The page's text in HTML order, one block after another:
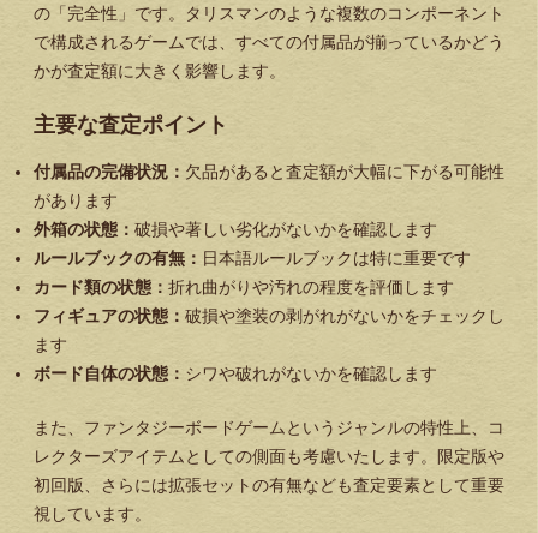
の「完全性」です。タリスマンのような複数のコンポーネント
で構成されるゲームでは、すべての付属品が揃っているかどう
かが査定額に大きく影響します。
主要な査定ポイント
付属品の完備状況： 欠品があると査定額が大幅に下がる可能性
があります
外箱の状態： 破損や著しい劣化がないかを確認します
ルールブックの有無： 日本語ルールブックは特に重要です
カード類の状態： 折れ曲がりや汚れの程度を評価します
フィギュアの状態： 破損や塗装の剥がれがないかをチェックし
ます
ボード自体の状態： シワや破れがないかを確認します
また、ファンタジーボードゲームというジャンルの特性上、コ
レクターズアイテムとしての側面も考慮いたします。限定版や
初回版、さらには拡張セットの有無なども査定要素として重要
視しています。